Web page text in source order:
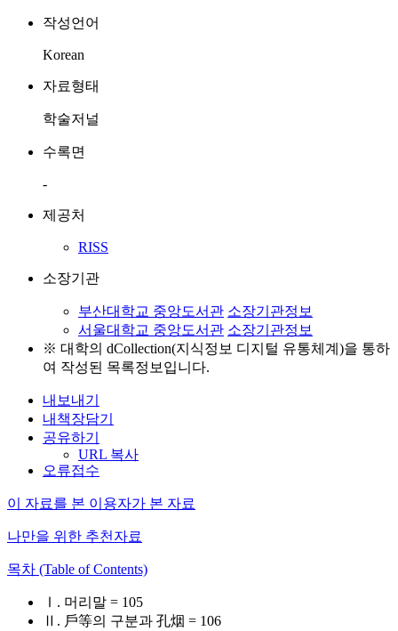
작성언어
Korean
자료형태
학술저널
수록면
-
제공처
RISS
소장기관
부산대학교 중앙도서관 소장기관정보
서울대학교 중앙도서관 소장기관정보
※ 대학의 dCollection(지식정보 디지털 유통체계)을 통하
여 작성된 목록정보입니다.
내보내기
내책장담기
공유하기
URL 복사
오류접수
이 자료를 본 이용자가 본 자료
나만을 위한 추천자료
목차 (Table of Contents)
Ⅰ. 머리말 = 105
Ⅱ. 戶等의 구분과 孔烟 = 106